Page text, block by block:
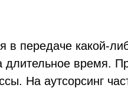
в передаче какой-
длительное время.
На аутсорсинг